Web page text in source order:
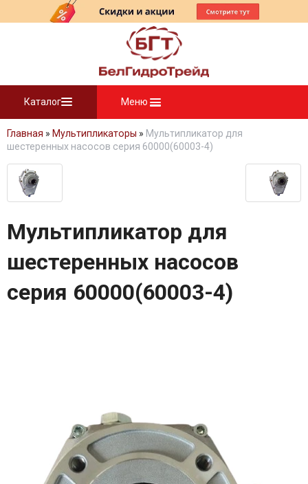
Каталог Меню
Главная » Мультипликаторы » Мультипликатор для
шестеренных насосов cерия 60000(60003-4)
Мультипликатор для
шестеренных насосов
cерия 60000(60003-4)